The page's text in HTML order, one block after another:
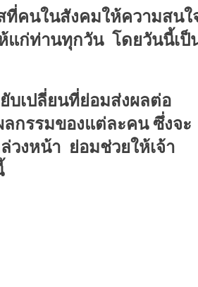
ที่คนในสังคมให้ความสนใ
แก่ท่านทุกวัน โดยวันนี้เป็
บเปลี่ยนที่ย่อมส่งผลต่อ
กรรมของแต่ละคนซึ่งจะ
วงหน้า ย่อมช่วยให้เจ้า